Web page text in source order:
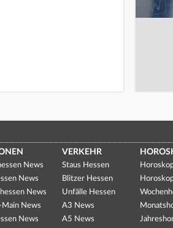
News
News
News
Main News
News
VERKEHR
Staus Hessen
Blitzer Hessen
Unfälle Hessen
A3 News
A5 News